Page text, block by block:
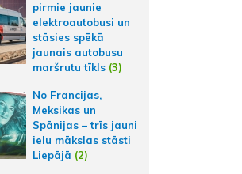
pirmie jaunie
elektroautobusi un
stāsies spēkā
jaunais autobusu
maršrutu tīkls (3)
No Francijas,
Meksikas un
Spānijas – trīs jauni
ielu mākslas stāsti
Liepājā (2)